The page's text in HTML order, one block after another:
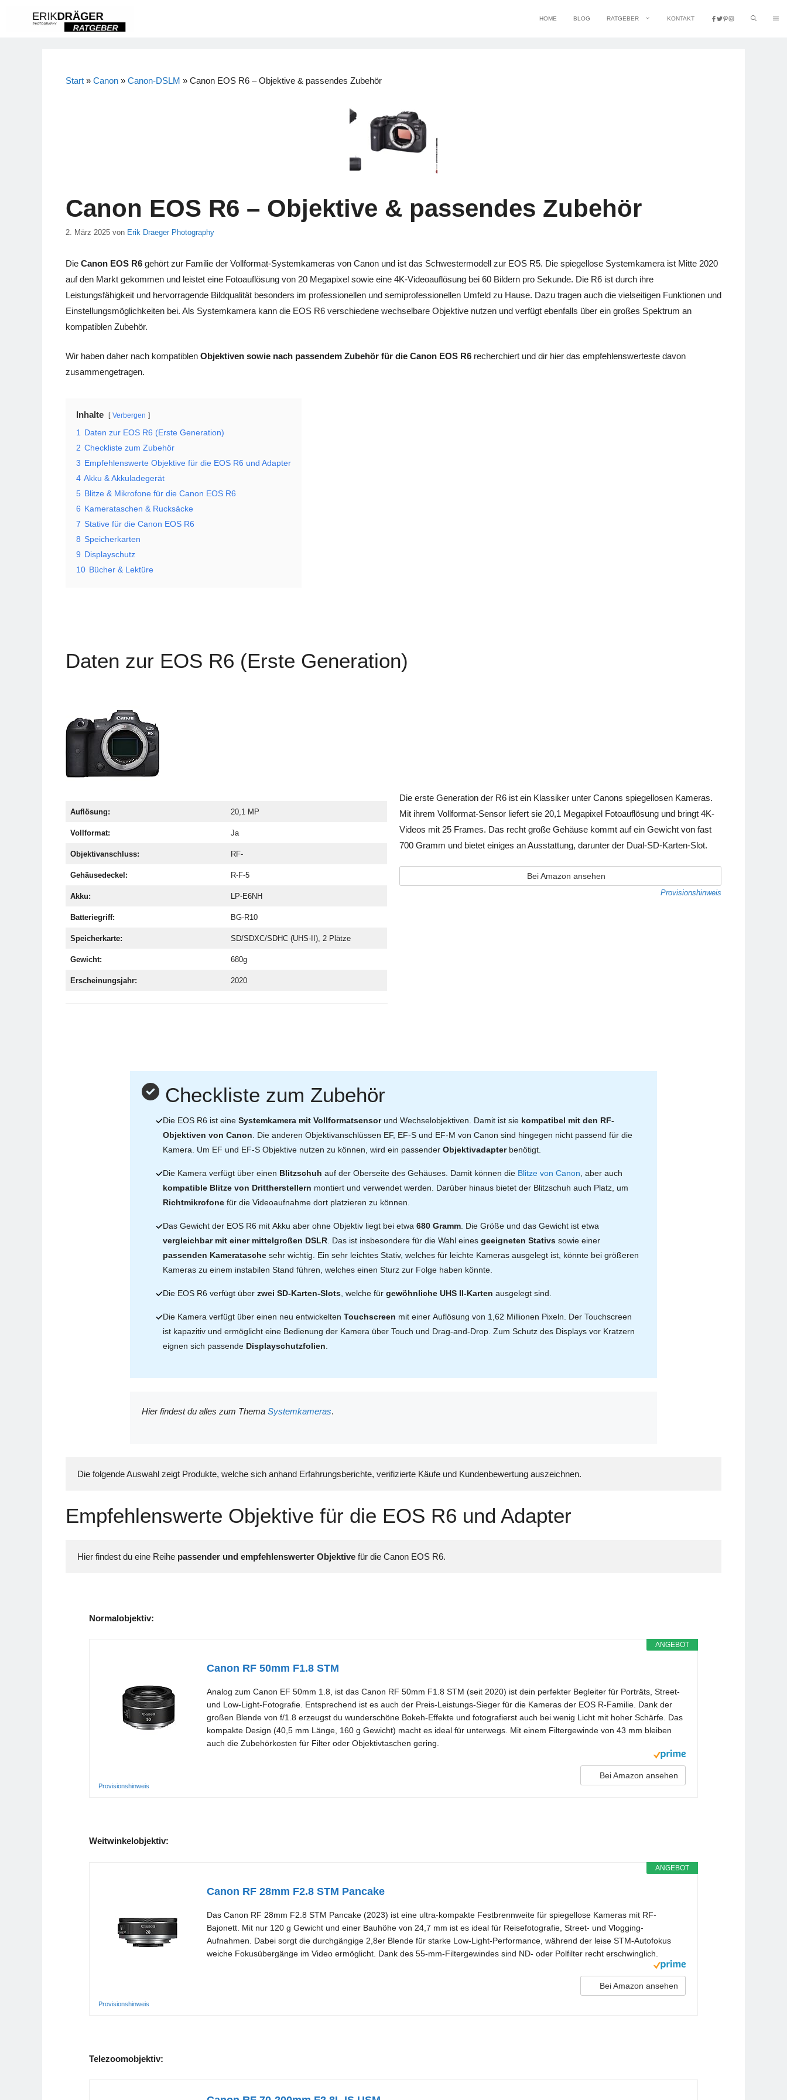
HOME BLOG RATGEBER KONTAKT
Start » Canon » Canon-DSLM » Canon EOS R6 – Objektive & passendes Zubehör
Canon EOS R6 – Objektive & passendes Zubehör
2. März 2025 von Erik Draeger Photography
Die Canon EOS R6 gehört zur Familie der Vollformat-Systemkameras von Canon und ist das Schwestermodell zur EOS R5. Die spiegellose Systemkamera ist Mitte 2020
auf den Markt gekommen und leistet eine Fotoauflösung von 20 Megapixel sowie eine 4K-Videoauflösung bei 60 Bildern pro Sekunde. Die R6 ist durch ihre
Leistungsfähigkeit und hervorragende Bildqualität besonders im professionellen und semiprofessionellen Umfeld zu Hause. Dazu tragen auch die vielseitigen Funktionen und
Einstellungsmöglichkeiten bei. Als Systemkamera kann die EOS R6 verschiedene wechselbare Objektive nutzen und verfügt ebenfalls über ein großes Spektrum an
kompatiblen Zubehör.
Wir haben daher nach kompatiblen Objektiven sowie nach passendem Zubehör für die Canon EOS R6 recherchiert und dir hier das empfehlenswerteste davon
zusammengetragen.
Inhalte Verbergen
1
Daten zur EOS R6 (Erste Generation)
2 Checkliste zum Zubehör
3 Empfehlenswerte Objektive für die EOS R6 und Adapter
4 Akku & Akkuladegerät
5 Blitze & Mikrofone für die Canon EOS R6
6 Kamerataschen & Rucksäcke
7 Stative für die Canon EOS R6
8 Speicherkarten
9 Displayschutz
10 Bücher & Lektüre
Daten zur EOS R6 (Erste Generation)
Auflösung: 20,1 MP
Vollformat: Ja
Objektivanschluss: RF-
Gehäusedeckel: R-F-5
Akku: LP-E6NH
Batteriegriff: BG-R10
Speicherkarte: SD/SDXC/SDHC (UHS-II), 2 Plätze
Gewicht: 680g
Erscheinungsjahr: 2020
Die erste Generation der R6 ist ein Klassiker unter Canons spiegellosen Kameras.
Mit ihrem Vollformat-Sensor liefert sie 20,1 Megapixel Fotoauflösung und bringt 4K-
Videos mit 25 Frames. Das recht große Gehäuse kommt auf ein Gewicht von fast
700 Gramm und bietet einiges an Ausstattung, darunter der Dual-SD-Karten-Slot.
Bei Amazon ansehen
Provisionshinweis
Checkliste zum Zubehör
Die EOS R6 ist eineSystemkamera mit Vollformatsensorund Wechselobjektiven. Damit ist sie kompatibel mit den RF-
Objektiven von Canon . Die anderen Objektivanschlüssen EF, EF-S und EF-M von Canon sind hingegen nicht passend für die
Kamera. Um EF und EF-S Objektive nutzen zu können, wird ein passenderObjektivadapter benötigt.
Die Kamera verfügt über einen Blitzschuhauf der Oberseite des Gehäuses. Damit können die Blitze von Canon , aber auch
kompatible Blitze von Drittherstellern montiert und verwendet werden. Darüber hinaus bietet der Blitzschuh auch Platz, um
Richtmikrofonefür die Videoaufnahme dort platzieren zu können.
Das Gewicht der EOS R6 mit Akku aber ohne Objektiv liegt bei etwa680 Gramm . Die Größe und das Gewicht ist etwa
vergleichbar mit einer mittelgroßen DSLR . Das ist insbesondere für die Wahl einesgeeigneten Stativs sowie einer
passenden Kameratasche sehr wichtig. Ein sehr leichtes Stativ, welches für leichte Kameras ausgelegt ist, könnte bei größeren
Kameras zu einem instabilen Stand führen, welches einen Sturz zur Folge haben könnte.
Die EOS R6 verfügt überzwei SD-Karten-Slots , welche fürgewöhnliche UHS II-Karten ausgelegt sind.
Die Kamera verfügt über einen neu entwickeltenTouchscreen mit einer Auflösung von 1,62 Millionen Pixeln. Der Touchscreen
ist kapazitiv und ermöglicht eine Bedienung der Kamera über Touch und Drag-and-Drop. Zum Schutz des Displays vor Kratzern
eignen sich passende Displayschutzfolien
Hier findest du alles zum Thema Systemkameras.
Die folgende Auswahl zeigt Produkte, welche sich anhand Erfahrungsberichte, verifizierte Käufe und Kundenbewertung auszeichnen.
Empfehlenswerte Objektive für die EOS R6 und Adapter
Hier findest du eine Reihe passender und empfehlenswerter Objektive
Normalobjektiv:
ANGEBOT
Canon RF 50mm F1.8 STM
Analog zum Canon EF 50mm 1.8, ist das Canon RF 50mm F1.8 STM (seit 2020) ist dein perfekter Begleiter für Porträts, Street-
und Low-Light-Fotografie. Entsprechend ist es auch der Preis-Leistungs-Sieger für die Kameras der EOS R-Familie. Dank der
großen Blende von f/1.8 erzeugst du wunderschöne Bokeh-Effekte und fotografierst auch bei wenig Licht mit hoher Schärfe. Das
kompakte Design (40,5 mm Länge, 160 g Gewicht) macht es ideal für unterwegs. Mit einem Filtergewinde von 43 mm bleiben
auch die Zubehörkosten für Filter oder Objektivtaschen gering.
Bei Amazon ansehen
Provisionshinweis
Weitwinkelobjektiv:
ANGEBOT
Canon RF 28mm F2.8 STM Pancake
Das Canon RF 28mm F2.8 STM Pancake (2023) ist eine ultra-kompakte Festbrennweite für spiegellose Kameras mit RF-
Bajonett. Mit nur 120 g Gewicht und einer Bauhöhe von 24,7 mm ist es ideal für Reisefotografie, Street- und Vlogging-
Aufnahmen. Dabei sorgt die durchgängige 2,8er Blende für starke Low-Light-Performance, während der leise STM-Autofokus
weiche Fokusübergänge im Video ermöglicht. Dank des 55-mm-Filtergewindes sind ND- oder Polfilter recht erschwinglich.
Bei Amazon ansehen
Provisionshinweis
Telezoomobjektiv: